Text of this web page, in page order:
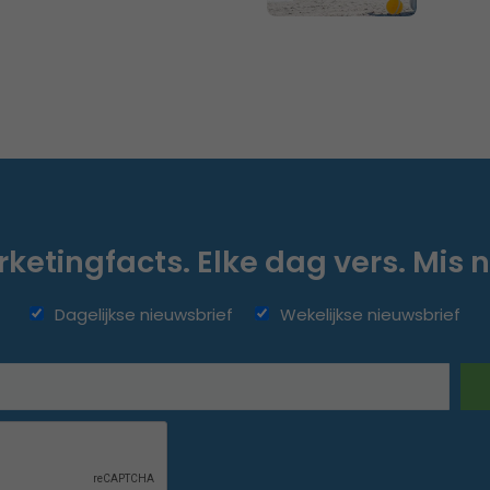
Elke dag vers. Mis
Dagelijkse nieuwsbrief Wekelijkse nieuwsbrief